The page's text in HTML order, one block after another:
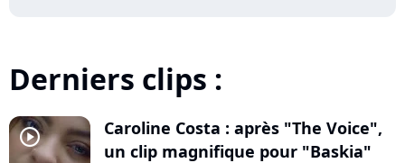
Derniers clips :
player2
Caroline Costa : après "The Voice",
un clip magnifique pour "Baskia"